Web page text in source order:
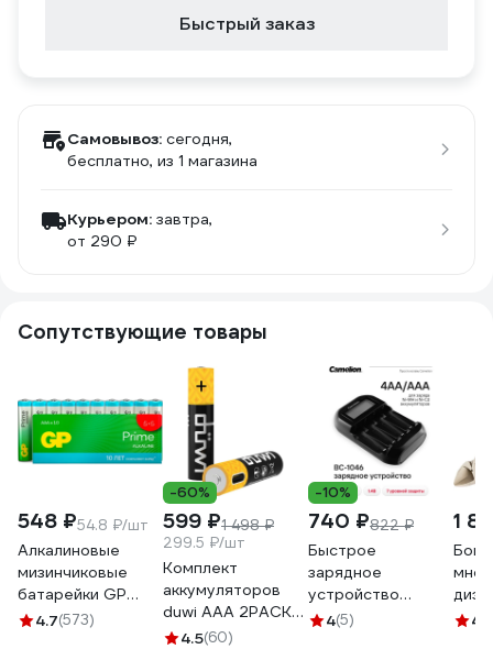
Быстрый заказ
Самовывоз: сегодня,
бесплатно, из 1 магазина
Курьером: завтра,
от 290 ₽
Сопутствующие товары
548 ₽54.8 ₽/шт
Алкалиновые
мизинчиковые
батарейки GP
АAА Prime Alkaline,
4.7(573)
-60%
599 ₽1 498 ₽
299.5 ₽/шт
Комплект
аккумуляторов
duwi AAA 2PACK
Li-Ion 1.5V 62012 9
4.5(60)
-10%
740 ₽822 ₽
Быстрое
зарядное
устройство
Camelion BC-1046
4(5)
1
4.9